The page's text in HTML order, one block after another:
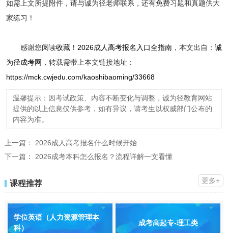
如需上文所提附件，请与诚为径老师联系，还有免费习题和真题供大
家练习！
感谢您阅读收藏！2026成人高考报名入口全指南，本文出自： 诚
为径成考网 ，转载需带上本文链接地址：
https://mck.cwjedu.com/kaoshibaoming/33668
温馨提示：因考试政策、内容不断变化与调整，诚为径教育网站
提供的以上信息仅供参考，如有异议，请考生以权威部门公布的
内容为准。
上一篇： 2026成人高考报名什么时候开始
下一篇： 2026成考本科怎么报名？流程详解一文看懂
课程推荐 更多+
学位英语（人力资源管理本
科）
成考高起专-理工类